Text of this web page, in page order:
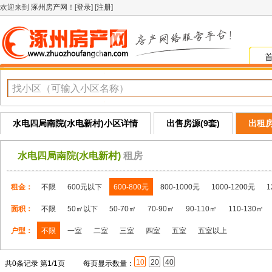
欢迎来到 涿州房产网 ！[登录] [注册]
水电四局南院(水电新村)小区详情 出售房源(9套) 出租
水电四局南院(水电新村) 租房
租金： 不限 600元以下 600-800元 800-1000元 1000-1200元
面积： 不限 50㎡以下 50-70㎡ 70-90㎡ 90-110㎡ 110-130㎡
户型： 不限 一室 二室 三室 四室 五室 五室以上
共0条记录 第1/1页 每页显示数量： 10 20 40